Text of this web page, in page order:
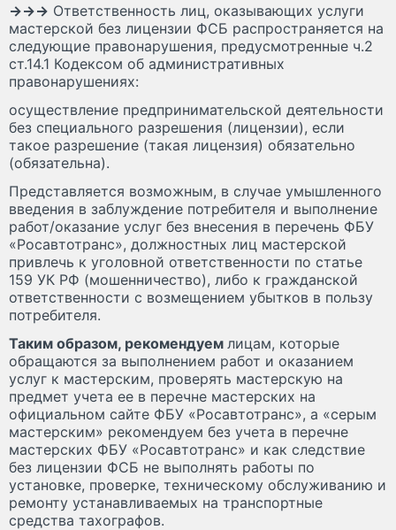
→→→ Ответственность лиц, оказывающих услуги
мастерской без лицензии ФСБ распространяется на
следующие правонарушения, предусмотренные ч.2
ст.14.1 Кодексом об административных
правонарушениях:
осуществление предпринимательской деятельности
без специального разрешения (лицензии), если
такое разрешение (такая лицензия) обязательно
(обязательна).
Представляется возможным, в случае умышленного
введения в заблуждение потребителя и выполнение
работ/оказание услуг без внесения в перечень ФБУ
«Росавтотранс», должностных лиц мастерской
привлечь к уголовной ответственности по статье
159 УК РФ (мошенничество), либо к гражданской
ответственности с возмещением убытков в пользу
потребителя.
Таким образом, рекомендуем лицам, которые
обращаются за выполнением работ и оказанием
услуг к мастерским, проверять мастерскую на
предмет учета ее в перечне мастерских на
официальном сайте ФБУ «Росавтотранс», а «серым
мастерским» рекомендуем без учета в перечне
мастерских ФБУ «Росавтотранс» и как следствие
без лицензии ФСБ не выполнять работы по
установке, проверке, техническому обслуживанию и
ремонту устанавливаемых на транспортные
средства тахографов.